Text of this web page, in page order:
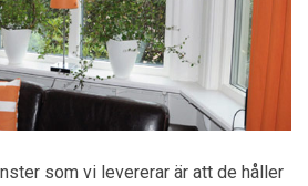
som vi levererar är att de håller